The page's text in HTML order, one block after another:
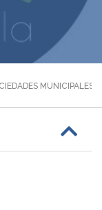
MUNICIPALES